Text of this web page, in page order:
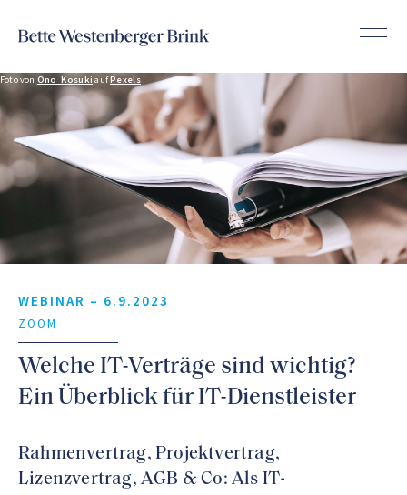
Foto von Ono Kosuki aufPexels
WEBINAR – 6.9.2023
ZOOM
Welche IT-Verträge sind wichtig?
Ein Überblick für IT-Dienstleister
Rahmenvertrag, Projektvertrag,
Lizenzvertrag, AGB & Co: Als IT-